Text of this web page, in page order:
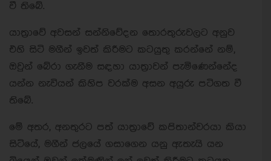
වී තිබේ.
යාත්‍රාවේ අවසන් සන්නිවේදන තොරතුරුවලට අනුව
එහි සිටි මගීන් ඉවත් කිරීමට කටයුතු කරන්නේ නම්,
ඔවුන් බේරා ගැනීම සඳහා යාත්‍රාවන් පැමිණෙන්නේද
යන්න නැවියන් කිහිප වරක්ම අසන අයුරු පටිගත වී
තිබේ.
මේ අතර, අනතුරට පත් යාත්‍රාවේ කපිතාන්වරයා කියා
සිටියේ, මගීන් ජලයේ ගසාගෙන යනු ඇතැයි යන